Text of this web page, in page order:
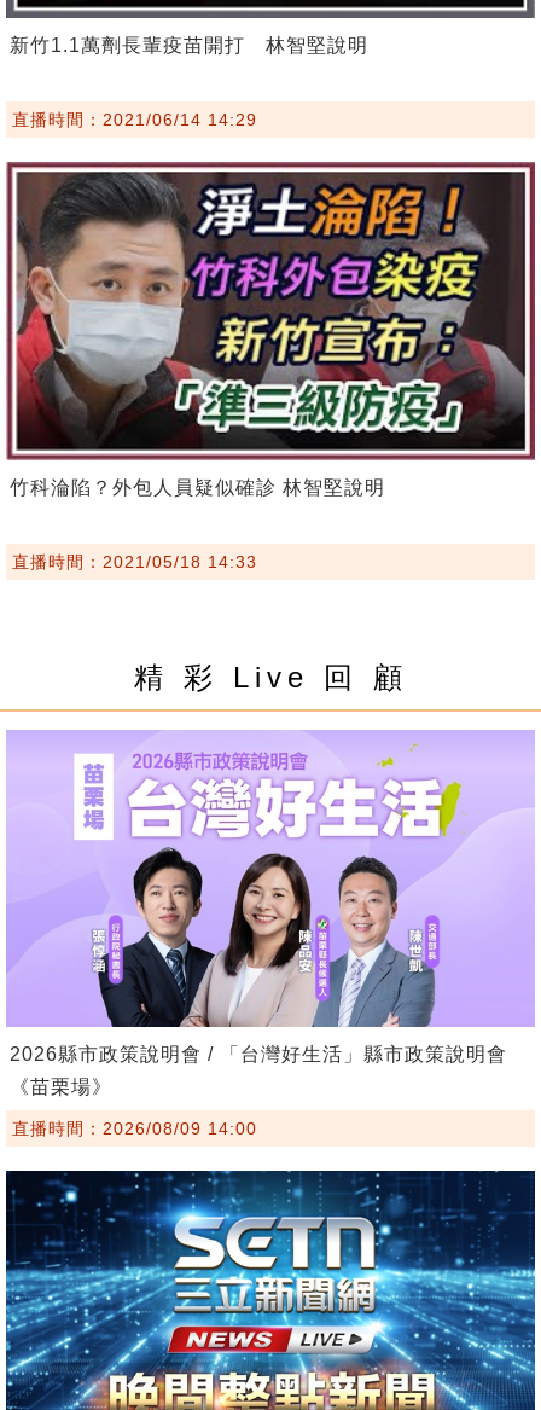
新竹1.1萬劑長輩疫苗開打 林智堅說明
直播時間：2021/06/14 14:29
竹科淪陷？外包人員疑似確診 林智堅說明
直播時間：2021/05/18 14:33
精 彩 Live 回 顧
2026縣市政策說明會 / 「台灣好生活」縣市政策說明會
《苗栗場》
直播時間：2026/08/09 14:00